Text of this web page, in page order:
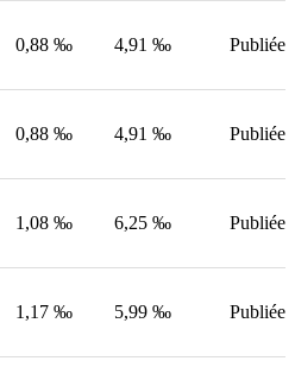
0,88 ‰ 4,91 ‰ Publiée
0,88 ‰ 4,91 ‰ Publiée
1,08 ‰ 6,25 ‰ Publiée
1,17 ‰ 5,99 ‰ Publiée